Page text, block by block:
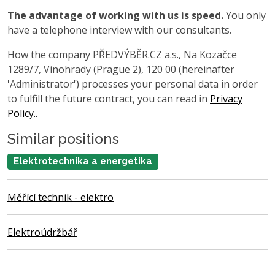
The advantage of working with us is speed.You only
have a telephone interview with our consultants.
How the company PŘEDVÝBĚR.CZ a.s., Na Kozačce
1289/7, Vinohrady (Prague 2), 120 00 (hereinafter
'Administrator') processes your personal data in order
to fulfill the future contract, you can read in Privacy
Policy..
Similar positions
Elektrotechnika a energetika
Měřící technik - elektro
Elektroúdržbář